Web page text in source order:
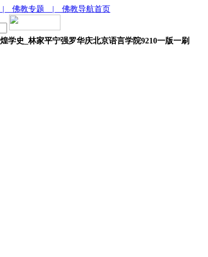
| 佛教专题 | 佛教导航首页
学史_林家平宁强罗华庆北京语言学院9210一版一刷